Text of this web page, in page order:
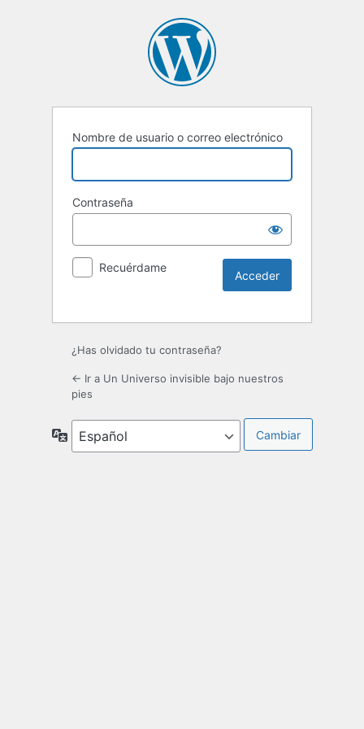
Nombre de usuario o correo electrónico
Contraseña
Recuérdame
¿Has olvidado tu contraseña?
← Ir a Un Universo invisible bajo nuestros
pies
Idioma